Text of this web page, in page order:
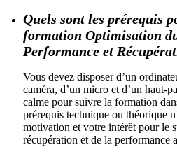
Quels sont les prérequis
formation Optimisation
Performance et
Vous devez disposer d’un
caméra, d’un micro et d’un haut-
calme pour suivre la formation
prérequis technique ou théorique
motivation et votre intérêt pour le
récupération et de la performance